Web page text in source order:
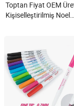
Toptan Fiyat OEM
Kişiselleştirilmiş Noel
Eşya Fabrikası nedir?
Ningbo Cicor
Zhejiang, China